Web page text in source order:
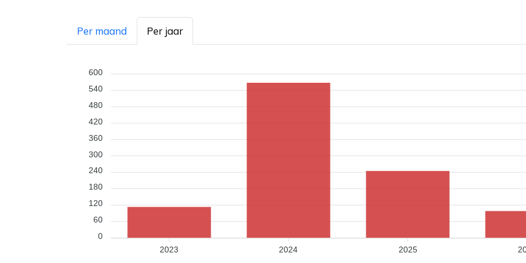
Per maand Per jaar
600
540
480
420
360
300
240
180
120
60
0
2023
2024 2025